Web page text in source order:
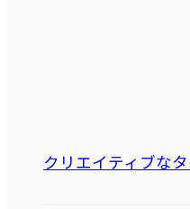
クリエイティブな